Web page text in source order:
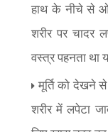
हाथ के नीचे से
शरीर पर
वस्त्र पहनता था
मूर्ति को देखने
शरीर में लपेटा